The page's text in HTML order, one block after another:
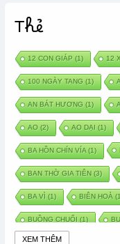
Thẻ
12 CON GIÁP (1) 12
100 NGÀY TANG (1)
AN BÁT HƯƠNG (1)
AO (2) AO DẠI (1)
BA HỒN CHÍN VÍA(1)
BAN THỜ GIA TIÊN (3)
BA VÌ (1) BIÊN HOÀ
BUỒNG CHUỐI (1)
BÀ CHÚA THÀNH ĐÔNG
XEM THÊM